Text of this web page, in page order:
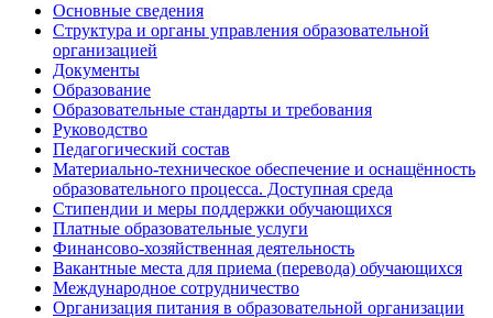
Основные сведения
Структура и органы управления образовательной
организацией
Документы
Образование
Образовательные стандарты и требования
Руководство
Педагогический состав
Материально-техническое обеспечение и оснащённость
образовательного процесса. Доступная среда
Стипендии и меры поддержки обучающихся
Платные образовательные услуги
Финансово-хозяйственная деятельность
Вакантные места для приема (перевода) обучающихся
Международное сотрудничество
Организация питания в образовательной организации